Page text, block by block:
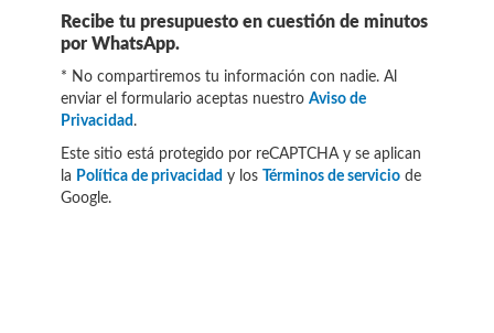
Recibe tu presupuesto en cuestión de minutos
por WhatsApp.
* No compartiremos tu información con nadie. Al
enviar el formulario aceptas nuestro Aviso de
Privacidad .
Este sitio está protegido por reCAPTCHA y se aplican
la Política de privacidad y los Términos de servicio de
Google.